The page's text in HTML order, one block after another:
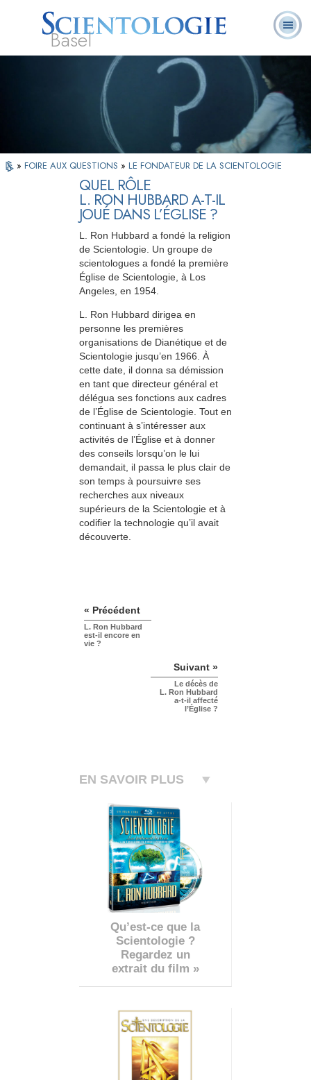
Basel
Qu’est-ce que la
Scientologie ?
Ministres
volontaires
Foire aux
questions
» FOIRE AUX QUESTIONS » LE FONDATEUR DE LA SCIENTOLOGIE
QUEL RÔLE
L. RON HUBBARD A-T-IL
JOUÉ DANS L’ÉGLISE ?
L. Ron Hubbard a fondé la religion
de Scientologie. Un groupe de
scientologues a fondé la première
Église de Scientologie, à Los
Angeles, en 1954.
L. Ron Hubbard dirigea en
personne les premières
organisations de Dianétique et de
Scientologie jusqu’en 1966. À
cette date, il donna sa démission
en tant que directeur général et
délégua ses fonctions aux cadres
de l’Église de Scientologie. Tout en
continuant à s’intéresser aux
activités de l’Église et à donner
des conseils lorsqu’on le lui
demandait, il passa le plus clair de
son temps à poursuivre ses
recherches aux niveaux
supérieurs de la Scientologie et à
codifier la technologie qu’il avait
découverte.
« Précédent
L. Ron Hubbard
est-il encore en
vie ?
Suivant »
Le décès de
L. Ron Hubbard
a-t-il affecté
l’Église ?
EN SAVOIR PLUS
Qu’est-ce que la
Scientologie ?
Regardez un
extrait du film »